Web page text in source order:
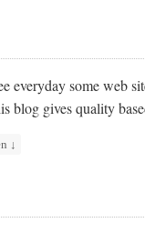
everyday some web
blog gives quality
↓